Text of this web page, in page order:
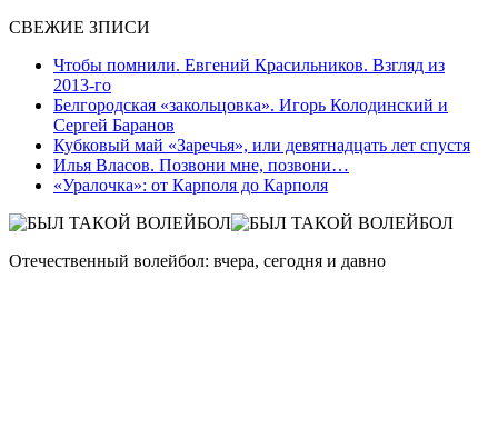
СВЕЖИЕ ЗПИСИ
Чтобы помнили. Евгений Красильников. Взгляд из
2013-го
Белгородская «закольцовка». Игорь Колодинский и
Сергей Баранов
Кубковый май «Заречья», или девятнадцать лет спустя
Илья Власов. Позвони мне, позвони…
«Уралочка»: от Карполя до Карполя
Отечественный волейбол: вчера, сегодня и давно